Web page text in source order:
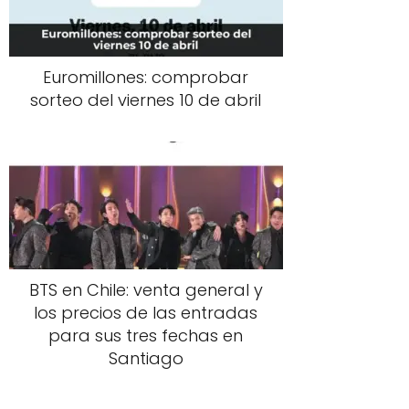
Euromillones: comprobar
sorteo del viernes 10 de abril
BTS en Chile: venta general y
los precios de las entradas
para sus tres fechas en
Santiago